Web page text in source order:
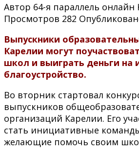
Автор 64-я параллель онлайн
Просмотров 282
Выпускники
Карелии могут
школ и выиграть деньги на
благоустройство.
Во вторник стартовал
выпускников
организаций Карелии. Его
стать инициативные
желающие помочь своим